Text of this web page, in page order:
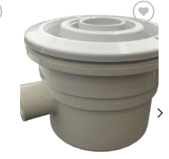
Añadir
a la
lista de